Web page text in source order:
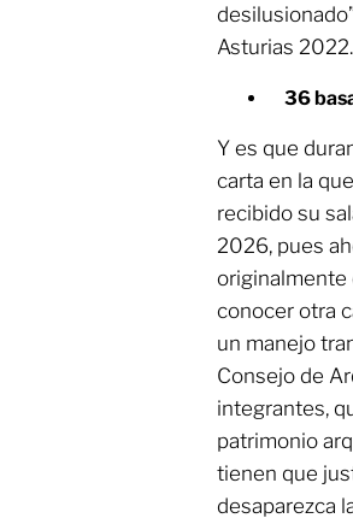
Asturias 2022.
36
Y es que
carta en la
recibido su
2026, pues
originalmente
conocer otra
un manejo
Consejo de
integrantes,
patrimonio
tienen que
desaparezca